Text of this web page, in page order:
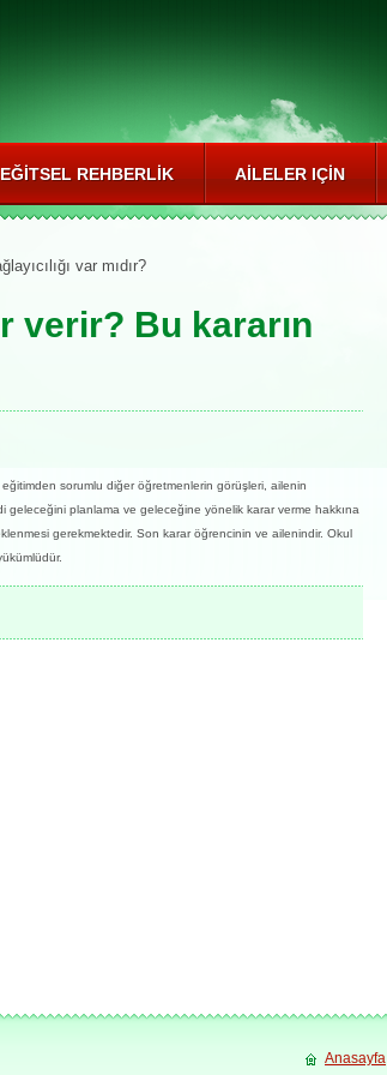
var mıdır?
verir? Bu kararın
sorumlu diğer öğretmenlerin görüşleri, ailenin
geleceğini planlama ve geleceğine yönelik karar verme hakkına
gerekmektedir. Son karar öğrencinin ve ailenindir. Okul
EĞITSEL REHBERLIK AILELER IÇIN
Anasayfa